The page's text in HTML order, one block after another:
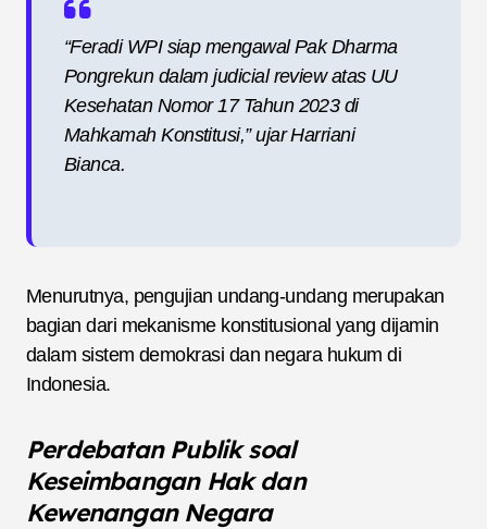
“Feradi WPI siap mengawal Pak Dharma
Pongrekun dalam judicial review atas UU
Kesehatan Nomor 17 Tahun 2023 di
Mahkamah Konstitusi,” ujar Harriani
Bianca.
Menurutnya, pengujian undang-undang merupakan
bagian dari mekanisme konstitusional yang dijamin
dalam sistem demokrasi dan negara hukum di
Indonesia.
Perdebatan Publik soal
Keseimbangan Hak dan
Kewenangan Negara